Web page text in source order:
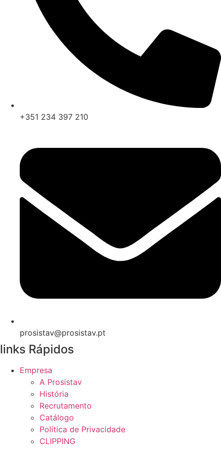
+351 234 397 210
prosistav@prosistav.pt
links Rápidos
Empresa
A Prosistav
História
Recrutamento
Catálogo
Política de Privacidade
CLIPPING